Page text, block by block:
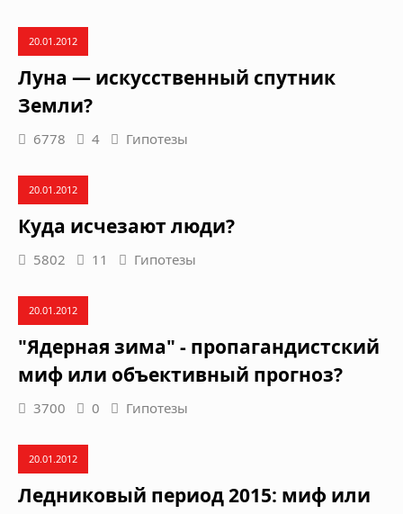
20.01.2012
Луна — искусственный спутник
Земли?
6778 4 Гипотезы
20.01.2012
Куда исчезают люди?
5802 11 Гипотезы
20.01.2012
"Ядерная зима" - пропагандистский
миф или объективный прогноз?
3700 0 Гипотезы
20.01.2012
Ледниковый период 2015: миф или